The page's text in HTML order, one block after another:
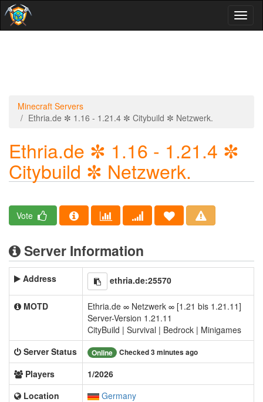
Minecraft Servers
Ethria.de ✼ 1.16 - 1.21.4 ✼ Citybuild ✼ Netzwerk.
Ethria.de ✼ 1.16 - 1.21.4 ✼
Citybuild ✼ Netzwerk.
Vote
Server Information
Address ethria.de:25570
MOTD
Ethria.de ∞ Netzwerk ∞ [1.21 bis 1.21.11]
Server-Version 1.21.11
CityBuild | Survival | Bedrock | Minigames
Server Status
Online Checked 3 minutes ago
Players
1/2026
Location
Germany